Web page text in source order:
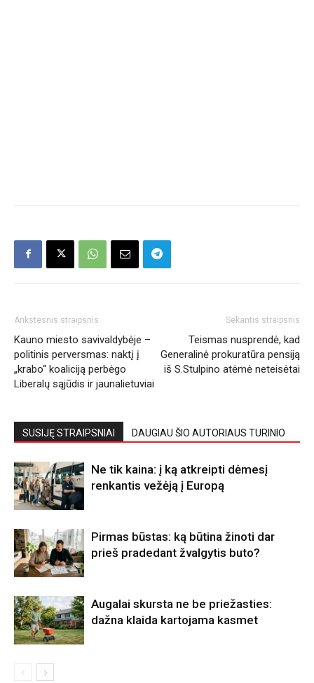
Ankstesnis straipsnis
Kauno miesto savivaldybėje –
politinis perversmas: naktį į
„krabo“ koaliciją perbėgo
Liberalų sąjūdis ir jaunalietuviai
Sekantis straipsnis
Teismas nusprendė, kad
Generalinė prokuratūra pensiją
iš S.Stulpino atėmė neteisėtai
SUSIJĘ STRAIPSNIAI DAUGIAU ŠIO AUTORIAUS TURINIO
Ne tik kaina: į ką atkreipti dėmesį
renkantis vežėją į Europą
Pirmas būstas: ką būtina žinoti dar
prieš pradedant žvalgytis buto?
Augalai skursta ne be priežasties:
dažna klaida kartojama kasmet